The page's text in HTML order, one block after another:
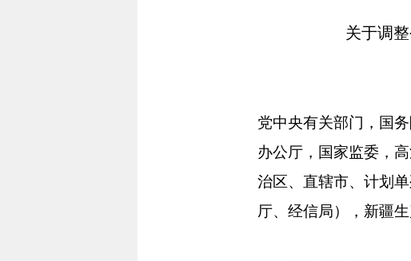
关于调
党中央有关部门，国
办公厅，国家监委，
治区、直辖市、计划
厅、经信局），新疆